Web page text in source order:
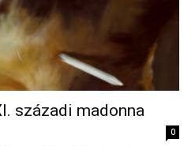
századi madonna
0